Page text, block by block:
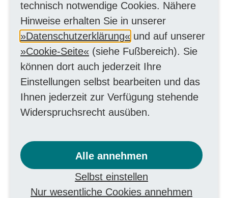
Prozessmanagement (m/w/d)
MitarbeiterIn kaufmännisch
Kreditorenbuchhalter für
Konzerneingangsrechnungen /
Finanzbuchhalter (m/w/d)
Finanzen
als Netzführer Energieversorgung –
Leitstelle
Handwerk elektrotechnisch
technisch notwendige Cookies. Nähere
Hinweise erhalten Sie in unserer
Datenschutzerklärung
und auf unserer
Cookie-Seite
(siehe Fußbereich). Sie
können dort auch jederzeit Ihre
Einstellungen selbst bearbeiten und das
Ihnen jederzeit zur Verfügung stehende
Widerspruchsrecht ausüben.
Alle annehmen
Selbst einstellen
Nur wesentliche Cookies annehmen